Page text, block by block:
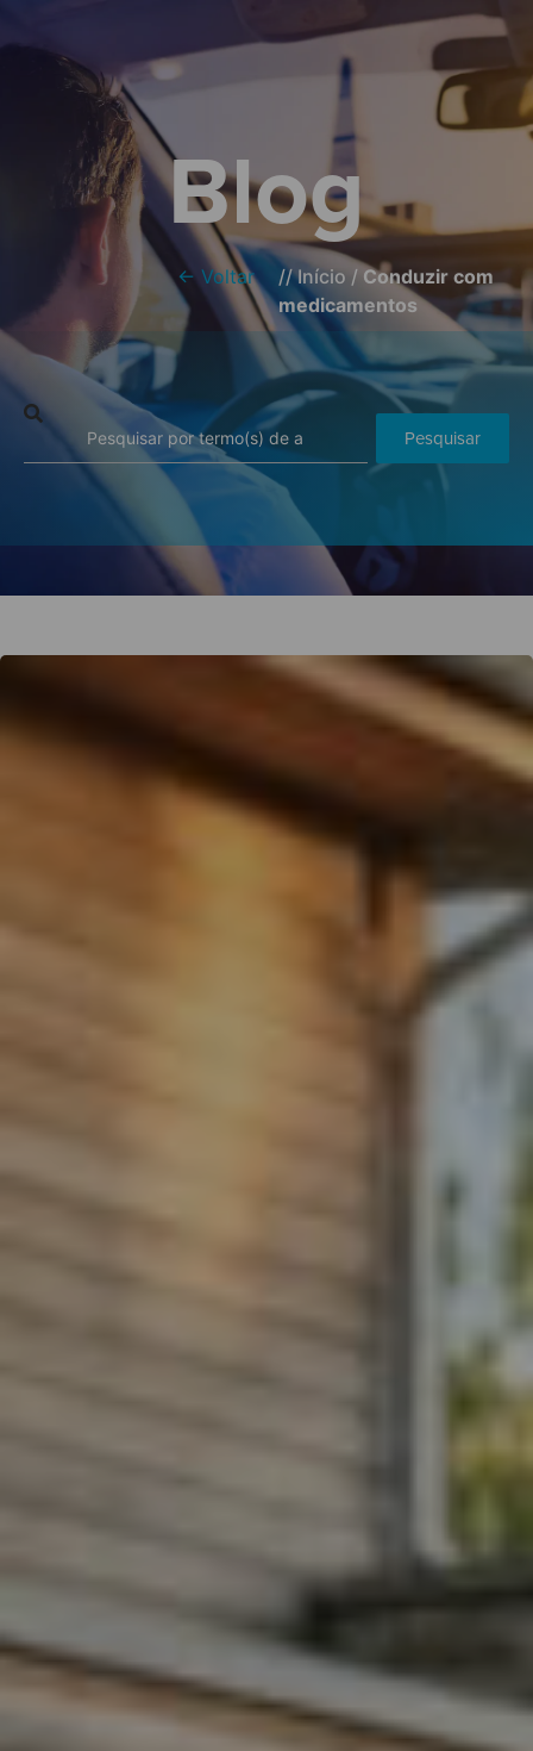
Blog
← Voltar //Início / Conduzir com
medicamentos
Pesquisar